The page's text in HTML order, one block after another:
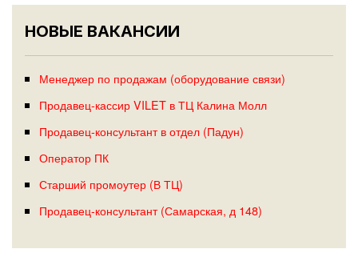
НОВЫЕ ВАКАНСИИ
Менеджер по продажам (оборудование связи)
Продавец-кассир VILET в ТЦ Калина Молл
Продавец-консультант в отдел (Падун)
Оператор ПК
Старший промоутер (В ТЦ)
Продавец-консультант (Самарская, д 148)